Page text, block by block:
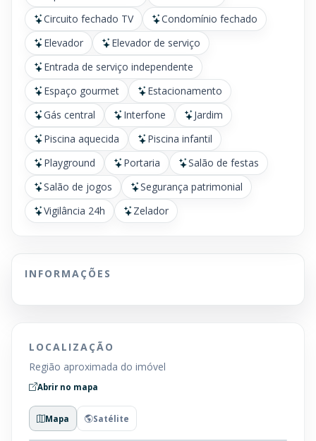
Circuito fechado TV
Condomínio fechado
Elevador
Elevador de serviço
Entrada de serviço independente
Espaço gourmet
Estacionamento
Gás central
Interfone
Jardim
Piscina aquecida
Piscina infantil
Playground
Portaria
Salão de festas
Salão de jogos
Segurança patrimonial
Vigilância 24h
Zelador
INFORMAÇÕES
LOCALIZAÇÃO
Região aproximada do imóvel
Abrir no mapa
Mapa Satélite